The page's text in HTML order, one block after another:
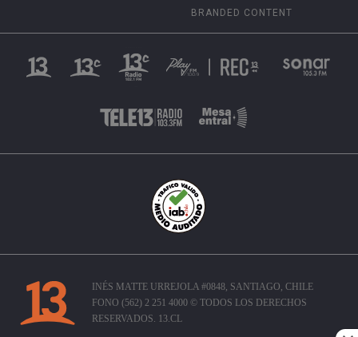
BRANDED CONTENT
INÉS MATTE URREJOLA #0848, SANTIAGO, CHILE
FONO (562) 2 251 4000 © TODOS LOS DERECHOS
RESERVADOS. 13.CL